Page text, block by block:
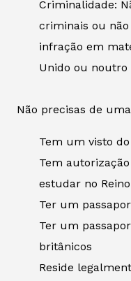
Criminalidade:
criminais ou
infração em
Unido ou noutro
Não precisas de
Tem um visto
Tem
estudar no
Ter um
Ter um
britânicos
Reside